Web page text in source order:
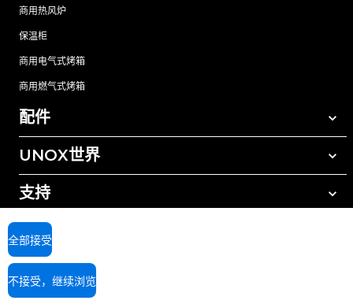
商用热风炉
保温柜
商用电气式烤箱
商用燃气式烤箱
配件
所有配件
手动清洗清洁剂
树脂过滤水处理
反渗透水处理
UNOX世界
我们在全球的办事处
支持
UNOX质保
查找经销商
查找服务中心
AI Content Disclaimer
全部接受
不接受，继续浏览